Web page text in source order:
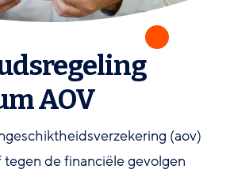
AOV
(aov)
de financiële gevolgen